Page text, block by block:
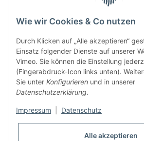
Wie wir Cookies & Co nutzen
Durch Klicken auf „Alle akzeptieren“
Einsatz folgender Dienste auf unserer
Vimeo. Sie können die Einstellung
(Fingerabdruck-Icon links unten).
Sie unter Konfigurieren und in unserer
Datenschutzerklärung.
Impressum Datenschutz
Alle akzeptieren
Mittwoch: 10:00 - 19:00 Uhr
Donnerstag: 10:00 - 19:00 Uhr
Samstag: 10:00 - 16:00 Uhr
Informationen
Gesetzliche Informationen